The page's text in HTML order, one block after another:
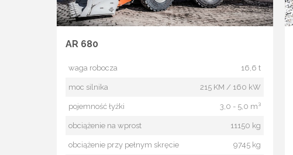
AR 680
waga robocza 16,6 t
moc silnika 215 KM / 160 kW
pojemność łyżki 3,0 - 5,0 m³
obciążenie na wprost 11150 kg
obciążenie przy pełnym skręcie 9745 kg